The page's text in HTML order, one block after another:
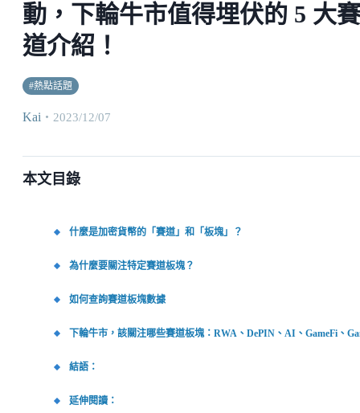
動，下輪牛市值得埋伏的 5 大賽
道介紹！
#熱點話題
Kai ・ 2023/12/07
本文目錄
什麼是加密貨幣的「賽道」和「板塊」？
為什麼要關注特定賽道板塊？
如何查詢賽道板塊數據
下輪牛市，該關注哪些賽道板塊：RWA、DePIN、AI、GameFi、
結語：
延伸閱讀：